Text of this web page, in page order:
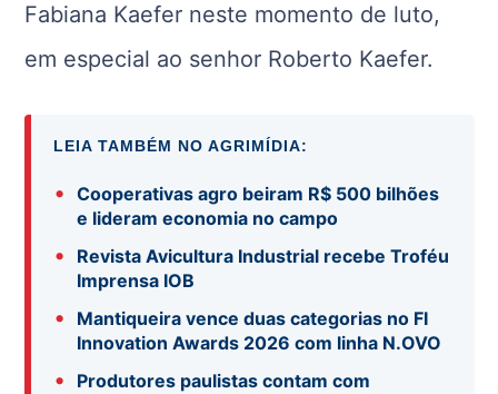
Fabiana Kaefer neste momento de luto,
em especial ao senhor Roberto Kaefer.
LEIA TAMBÉM NO AGRIMÍDIA:
•
Cooperativas agro beiram R$ 500 bilhões
e lideram economia no campo
•
Revista Avicultura Industrial recebe Troféu
Imprensa IOB
•
Mantiqueira vence duas categorias no FI
Innovation Awards 2026 com linha N.OVO
• Produtores paulistas contam com